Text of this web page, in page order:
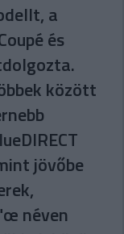
a
és
között
jövőbe
néven